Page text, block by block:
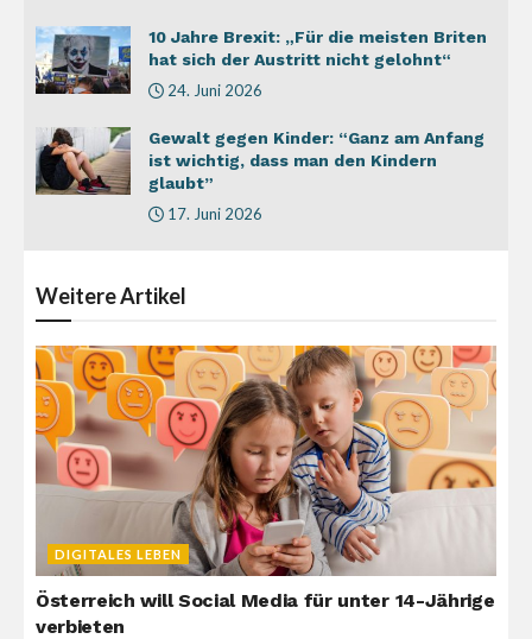
10 Jahre Brexit: „Für die meisten Briten
hat sich der Austritt nicht gelohnt“
24. Juni 2026
Gewalt gegen Kinder: “Ganz am Anfang
ist wichtig, dass man den Kindern
glaubt”
17. Juni 2026
WeitereArtikel
DIGITALES LEBEN
Österreich will Social Media für unter 14-Jährige
verbieten